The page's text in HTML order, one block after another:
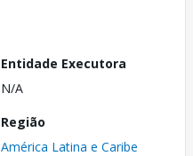
Entidade Executora
N/A
Região
América Latina e Caribe